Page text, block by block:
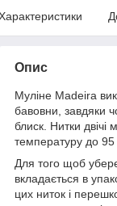
Опис
Муліне Madeira
бавовни, завдяки
блиск. Нитки
температуру до 95
Для того щоб
вкладається в
цих ниток і